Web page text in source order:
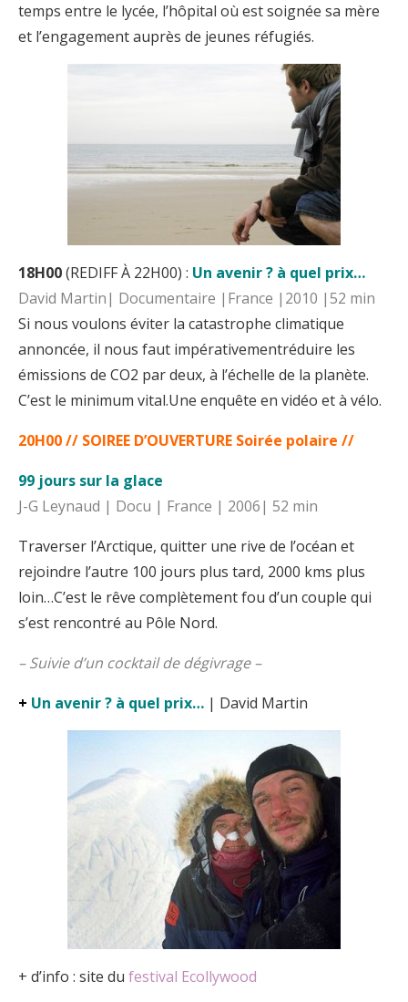
temps entre le lycée, l’hôpital où est soignée sa mère
et l’engagement auprès de jeunes réfugiés.
18H00(REDIFF À 22H00) : Un avenir ? à quel prix…
David Martin| Documentaire |France |2010 |52 min
Si nous voulons éviter la catastrophe climatique
annoncée, il nous faut impérativementréduire les
émissions de CO2 par deux, à l’échelle de la planète.
C’est le minimum vital.Une enquête en vidéo et à vélo.
20H00// SOIREE D’OUVERTURE Soirée polaire //
99 jours sur la glace
J-G Leynaud | Docu | France | 2006| 52 min
Traverser l’Arctique, quitter une rive de l’océan et
rejoindre l’autre 100 jours plus tard, 2000 kms plus
loin…C’est le rêve complètement fou d’un couple qui
s’est rencontré au Pôle Nord.
– Suivie d’un cocktail de dégivrage –
+ Un avenir ? à quel prix… | David Martin
+ d’info : site du festival Ecollywood